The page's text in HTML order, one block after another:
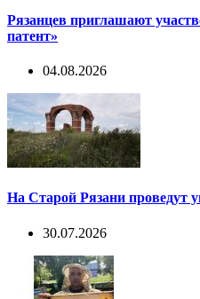
Рязанцев приглашают
патент»
04.08.2026
На Старой Рязани проведут
30.07.2026